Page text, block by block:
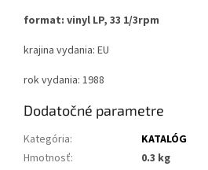
format: vinyl LP, 33 1/3rpm
krajina vydania: EU
rok vydania: 1988
Dodatočné parametre
Kategória:
KATALÓG
Hmotnosť:
0.3 kg